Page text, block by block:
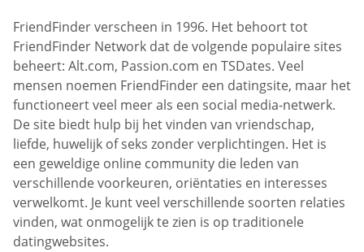
FriendFinder verscheen in 1996. Het behoort tot
FriendFinder Network dat de volgende populaire sites
beheert: Alt.com, Passion.com en TSDates. Veel
mensen noemen FriendFinder een datingsite, maar het
functioneert veel meer als een social media-netwerk.
De site biedt hulp bij het vinden van vriendschap,
liefde, huwelijk of seks zonder verplichtingen. Het is
een geweldige online community die leden van
verschillende voorkeuren, oriëntaties en interesses
verwelkomt. Je kunt veel verschillende soorten relaties
vinden, wat onmogelijk te zien is op traditionele
datingwebsites.